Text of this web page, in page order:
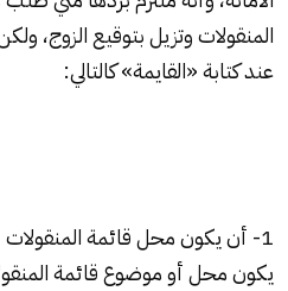
المنقولات وتزيل بتوقيع الزوج،
عند كتابة «القايمة» كالتالي:
1- أن يكون محل قائمة
يكون محل أو موضوع قائمة